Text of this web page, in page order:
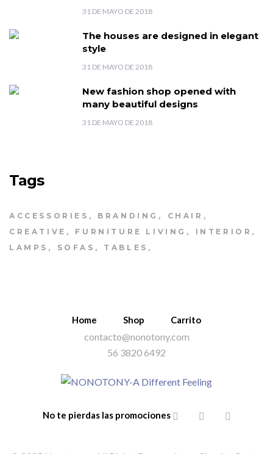
31 DE MAYO DE 2018
The houses are designed in elegant
style
31 DE MAYO DE 2018
New fashion shop opened with
many beautiful designs
31 DE MAYO DE 2018
Tags
ACCESSORIES BRANDING
CHAIR
CREATIVE
FURNITURE LIVING
INTERIOR
LAMPS
SOFAS TABLES
Home Shop Carrito
contacto@nonotony.com
56 3820 6492
No te pierdas las promociones